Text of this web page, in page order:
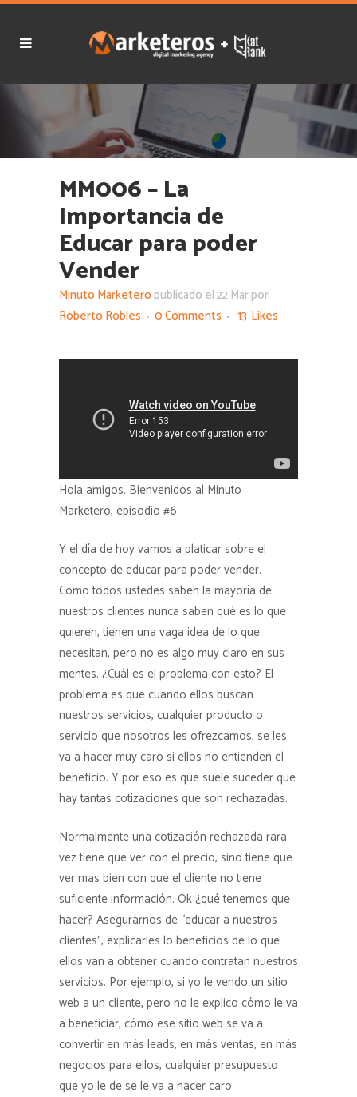
MM006 – La
Importancia de
Educar para poder
Vender
Minuto Marketero publicado el 22 Mar por
Roberto Robles
0 Comments 13 Likes
Hola amigos. Bienvenidos al Minuto
Marketero, episodio #6.
Y el día de hoy vamos a platicar sobre el
concepto de educar para poder vender.
Como todos ustedes saben la mayoría de
nuestros clientes nunca saben qué es lo que
quieren, tienen una vaga idea de lo que
necesitan, pero no es algo muy claro en sus
mentes. ¿Cuál es el problema con esto? El
problema es que cuando ellos buscan
nuestros servicios, cualquier producto o
servicio que nosotros les ofrezcamos, se les
va a hacer muy caro si ellos no entienden el
beneficio. Y por eso es que suele suceder que
hay tantas cotizaciones que son rechazadas.
Normalmente una cotización rechazada rara
vez tiene que ver con el precio, sino tiene que
ver mas bien con que el cliente no tiene
suficiente información. Ok ¿qué tenemos que
hacer? Asegurarnos de “educar a nuestros
clientes”, explicarles lo beneficios de lo que
ellos van a obtener cuando contratan nuestros
servicios. Por ejemplo, si yo le vendo un sitio
web a un cliente, pero no le explico cómo le va
a beneficiar, cómo ese sitio web se va a
convertir en más leads, en más ventas, en más
negocios para ellos, cualquier presupuesto
que yo le de se le va a hacer caro.